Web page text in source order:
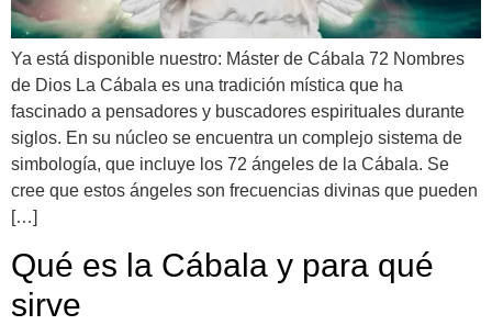
Ya está disponible nuestro: Máster de Cábala 72 Nombres
de Dios La Cábala es una tradición mística que ha
fascinado a pensadores y buscadores espirituales durante
siglos. En su núcleo se encuentra un complejo sistema de
simbología, que incluye los 72 ángeles de la Cábala. Se
cree que estos ángeles son frecuencias divinas que pueden
[…]
Qué es la Cábala y para qué
sirve